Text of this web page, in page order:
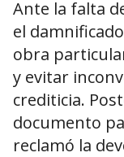
Ante la falta
el
obra
y evitar
crediticia.
documento
reclamó la